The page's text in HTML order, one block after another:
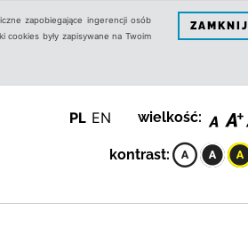
zapobiegające ingerencji osób
były zapisywane na Twoim
ZAMKNIJ
PL EN wielkość:
kontrast: